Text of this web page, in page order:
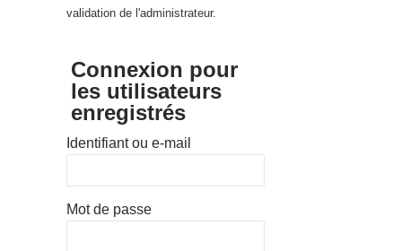
validation de l'administrateur.
Connexion pour
les utilisateurs
enregistrés
Identifiant ou e-mail
Mot de passe